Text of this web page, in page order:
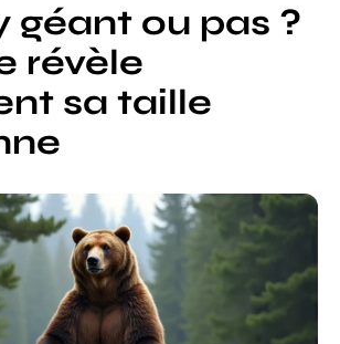
géant ou pas ?
révèle
sa taille